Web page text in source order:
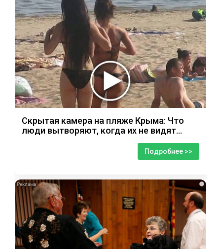
Скрытая камера на пляже Крыма: Что
люди вытворяют, когда их не видят...
Подробнее >>
i